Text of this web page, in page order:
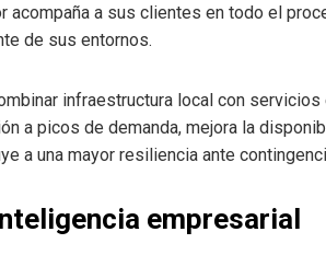
acompaña a sus clientes en todo el
de sus entornos.
infraestructura local con
a picos de demanda, mejora la
a una mayor resiliencia ante
empresarial